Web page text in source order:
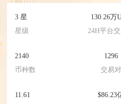
3 星
星级
130.26万
24H平台
2140
币种数
1296
交易对
11.61
$86.23